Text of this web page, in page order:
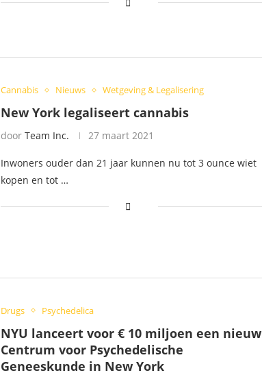
Cannabis Nieuws Wetgeving & Legalisering
New York legaliseert cannabis
door Team Inc. 27 maart 2021
Inwoners ouder dan 21 jaar kunnen nu tot 3 ounce wiet
kopen en tot …
Drugs Psychedelica
NYU lanceert voor € 10 miljoen een nieuw
Centrum voor Psychedelische
Geneeskunde in New York